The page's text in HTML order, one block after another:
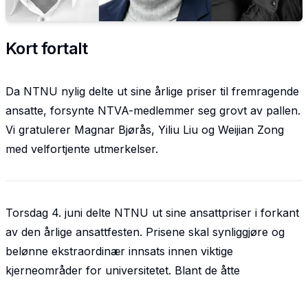
Kort fortalt
Da NTNU nylig delte ut sine årlige priser til fremragende
ansatte, forsynte NTVA-medlemmer seg grovt av pallen.
Vi gratulerer Magnar Bjørås, Yiliu Liu og Weijian Zong
med velfortjente utmerkelser.
Torsdag 4. juni delte NTNU ut sine ansattpriser i forkant
av den årlige ansattfesten. Prisene skal synliggjøre og
belønne ekstraordinær innsats innen viktige
kjerneområder for universitetet. Blant de åtte